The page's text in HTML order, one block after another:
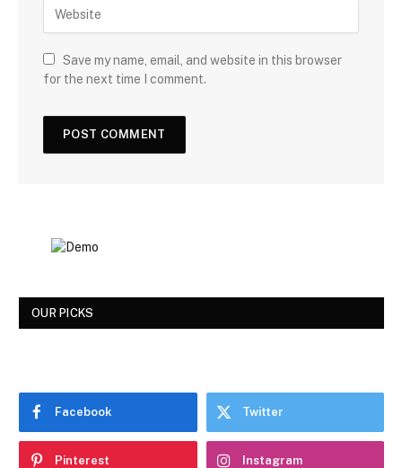
Save my name, email, and website in this browser
for the next time I comment.
OUR PICKS
Facebook Twitter
Pinterest Instagram